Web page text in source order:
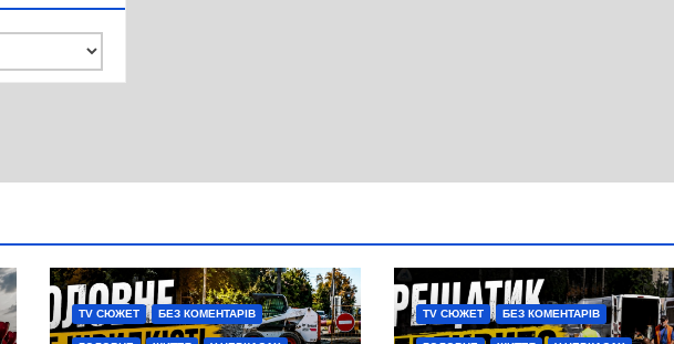
TV СЮЖЕТ БЕЗ КОМЕНТАРІВ TV СЮЖЕТ БЕЗ КОМЕНТАРІВ